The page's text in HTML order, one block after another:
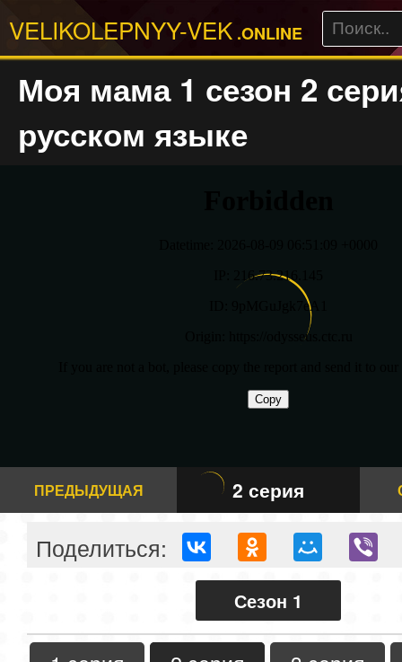
VELIKOLEPNYY-VEK .ONLINE
Моя мама 1 сезон 2
русском языке
ПРЕДЫДУЩАЯ 2 серия
Поделиться:
Сезон 1